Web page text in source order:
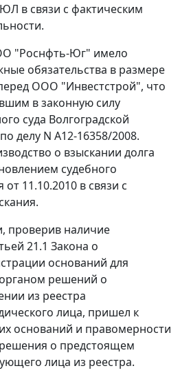
в связи с фактическим
"Роснфть-Юг" имело
обязательства в размере
ООО "Инвестстрой", что
в законную силу
суда Волгоградской
делу N А12-16358/2008.
о взыскании долга
судебного
11.10.2010 в связи с
проверив наличие
21.1 Закона о
оснований для
решений о
из реестра
лица, пришел к
оснований и правомерности
о предстоящем
лица из реестра.